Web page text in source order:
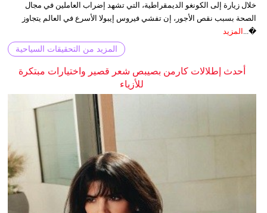
خلال زيارة إلى الكونغو الديمقراطية، التي تشهد إضراب العاملين في مجال
الصحة بسبب نقص الأجور، إن تفشي فيروس إيبولا الأسرع في العالم يتجاوز
�... المزيد
المزيد من التحقيقات السياحية
أحدث إطلالات كارمن بصيبص شعر قصير واختيارات مبتكرة
للأزياء